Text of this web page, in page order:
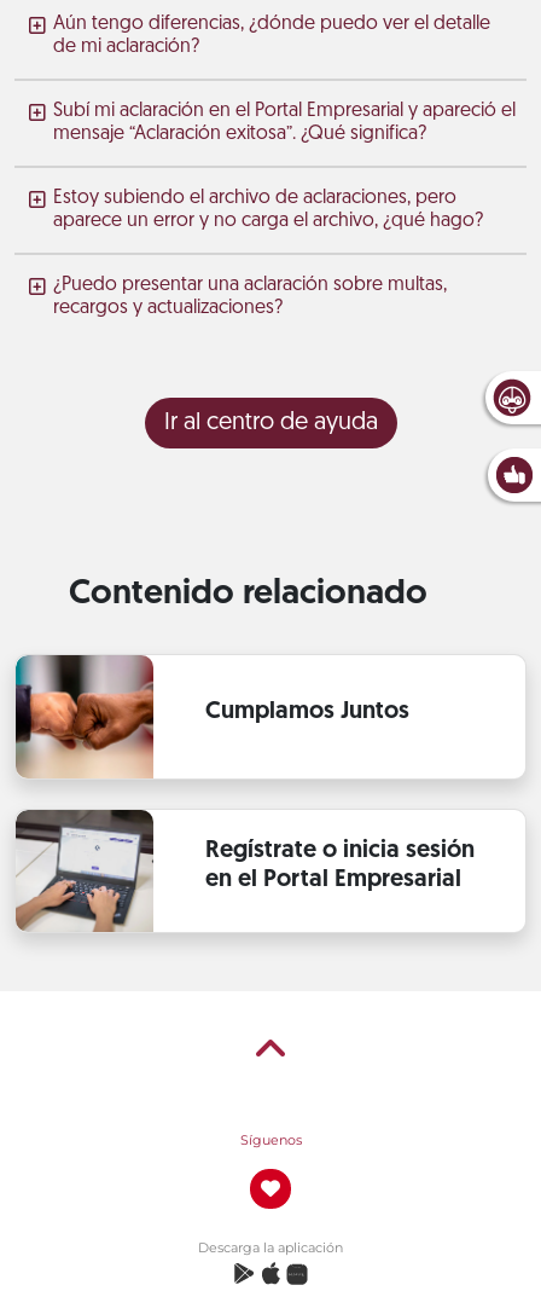
Aún tengo diferencias, ¿dónde puedo ver el detalle
de mi aclaración?
Subí mi aclaración en el Portal Empresarial y apareció el
mensaje “Aclaración exitosa”. ¿Qué significa?
Estoy subiendo el archivo de aclaraciones, pero
aparece un error y no carga el archivo, ¿qué hago?
¿Puedo presentar una aclaración sobre multas,
recargos y actualizaciones?
Ir al centro de ayuda
Contenido relacionado
Cumplamos Juntos
Regístrate o inicia sesión
en el Portal Empresarial
Síguenos
Descarga la aplicación